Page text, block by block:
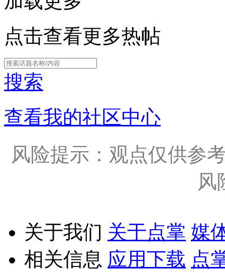
点击查看更多热帖
搜索
查看我的社区中心
风险提示：观点仅供参
风
关于我们 关于点掌 媒
相关信息 应用下载 点